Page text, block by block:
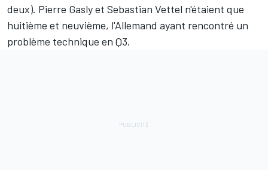
deux). Pierre Gaslyet Sebastian Vettel n'étaient que
huitième et neuvième, l'Allemand ayant rencontré un
problème technique en Q3.